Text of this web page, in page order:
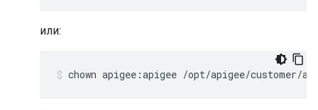
или:
chown apigee:apigee /opt/apigee/customer/